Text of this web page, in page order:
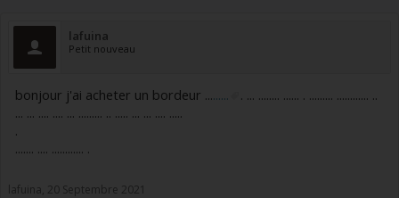
lafuina
Petit nouveau
bonjour j'ai acheter un bordeur .........
. ... ........ ...... . ......... ............ ..
... ... .... .... ... ......... .. ..... ... ... .... .....
.
....... .... ............ .
lafuina, 20 Septembre 2021